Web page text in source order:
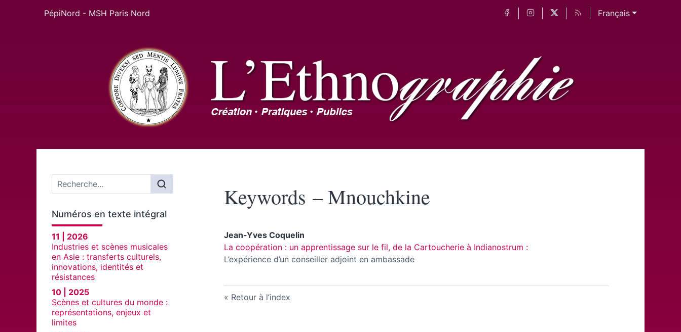
PépiNord - MSH Paris Nord Français
Menu principal
Numéros en texte intégral
11 | 2026
Industries et scènes musicales
en Asie : transferts culturels,
innovations, identités et
résistances
10 | 2025
Scènes et cultures du monde :
représentations, enjeux et
limites
Keywords – Mnouchkine
Jean-Yves Coquelin
La coopération : un apprentissage sur le fil, de la Cartoucherie à Indianostrum :
L’expérience d’un conseiller adjoint en ambassade
Retour à l’index